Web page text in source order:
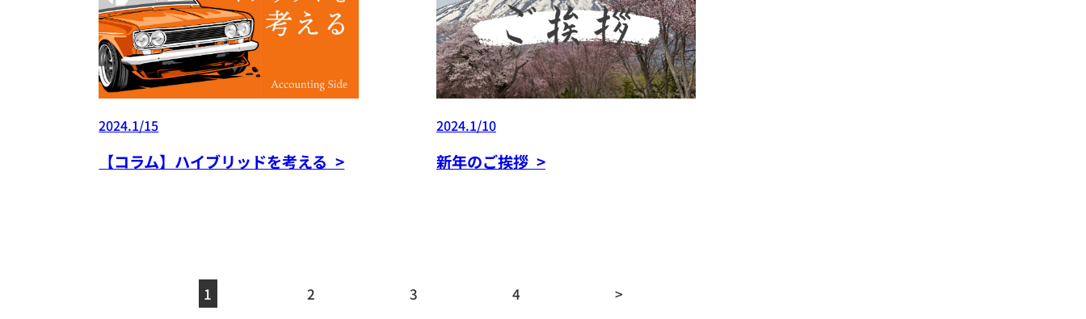
2024.1/15
【コラム】ハイブリッドを考える >
2024.1/10
新年のご挨拶 >
1 2 3 4 >